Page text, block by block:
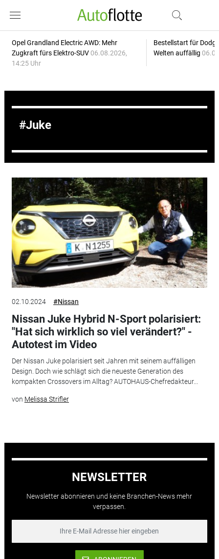
Opel Grandland Electric AWD: Mehr
Zugkraft fürs Elektro-SUV 06.08.2026,
14:25 Uhr
Bestellstart für
Welten auffällig
Juke
02.10.2024 #Nissan
Nissan Juke Hybrid N-Sport polarisiert:
"Hat sich wirklich so viel verändert?" -
Autotest im Video
Der Nissan Juke polarisiert seit Jahren mit seinem auffälligen
Design. Doch wie schlägt sich die neueste Generation des
kompakten Crossovers im Alltag? AUTOHAUS-Chefredakteur...
von Melissa Strifler
NEWSLETTER
Newsletter abonnieren und keine Branchen-News mehr
verpassen.